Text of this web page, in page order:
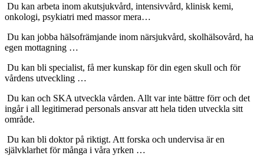
Du kan arbeta inom akutsjukvård, intensivvård, klinisk kemi,
onkologi, psykiatri med massor mera…
Du kan jobba hälsofrämjande inom närsjukvård, skolhälsovård, ha
egen mottagning …
Du kan bli specialist, få mer kunskap för din egen skull och för
vårdens utveckling …
Du kan och SKA utveckla vården. Allt var inte bättre förr och det
ingår i all legitimerad personals ansvar att hela tiden utveckla sitt
område.
Du kan bli doktor på riktigt. Att forska och undervisa är en
självklarhet för många i våra yrken …